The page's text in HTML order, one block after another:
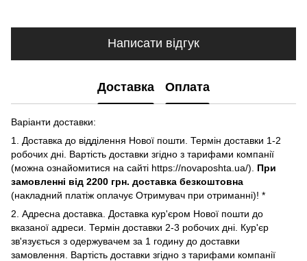
Написати відгук
Доставка Оплата
Варіанти доставки:
1. Доставка до відділення Нової пошти. Термін доставки 1-2
робочих дні. Вартість доставки згідно з тарифами компанії
(можна ознайомитися на сайті https://novaposhta.ua/). При
замовленні від 2200 грн. доставка безкоштовна
(накладний платіж оплачує Отримувач при отриманні)! *
2. Адресна доставка. Доставка кур'єром Нової пошти до
вказаної адреси. Термін доставки 2-3 робочих дні. Кур'єр
зв'язується з одержувачем за 1 годину до доставки
замовлення. Вартість доставки згідно з тарифами компанії